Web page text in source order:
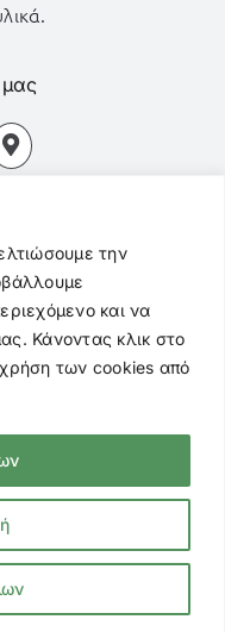
την
και να
Κάνοντας κλικ στο
των cookies από
84800
All Rights
|Cookies